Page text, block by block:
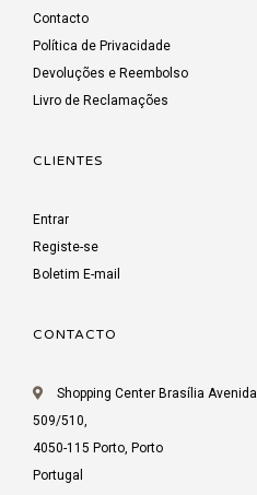
Contacto
Política de Privacidade
Devoluções e Reembolso
Livro de Reclamações
CLIENTES
Entrar
Registe-se
Boletim E-mail
CONTACTO
Shopping Center Brasília
509/510,
4050-115 Porto, Porto
Portugal